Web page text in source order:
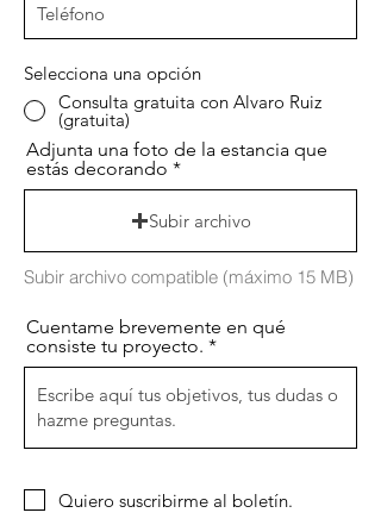
Selecciona una opción
Consulta gratuita con Alvaro Ruiz
(gratuita)
Adjunta una foto de la estancia que
estás decorando
Subir archivo
Subir archivo compatible (máximo 15 MB)
Cuentame brevemente en qué
consiste tu proyecto.
Quiero suscribirme al boletín.